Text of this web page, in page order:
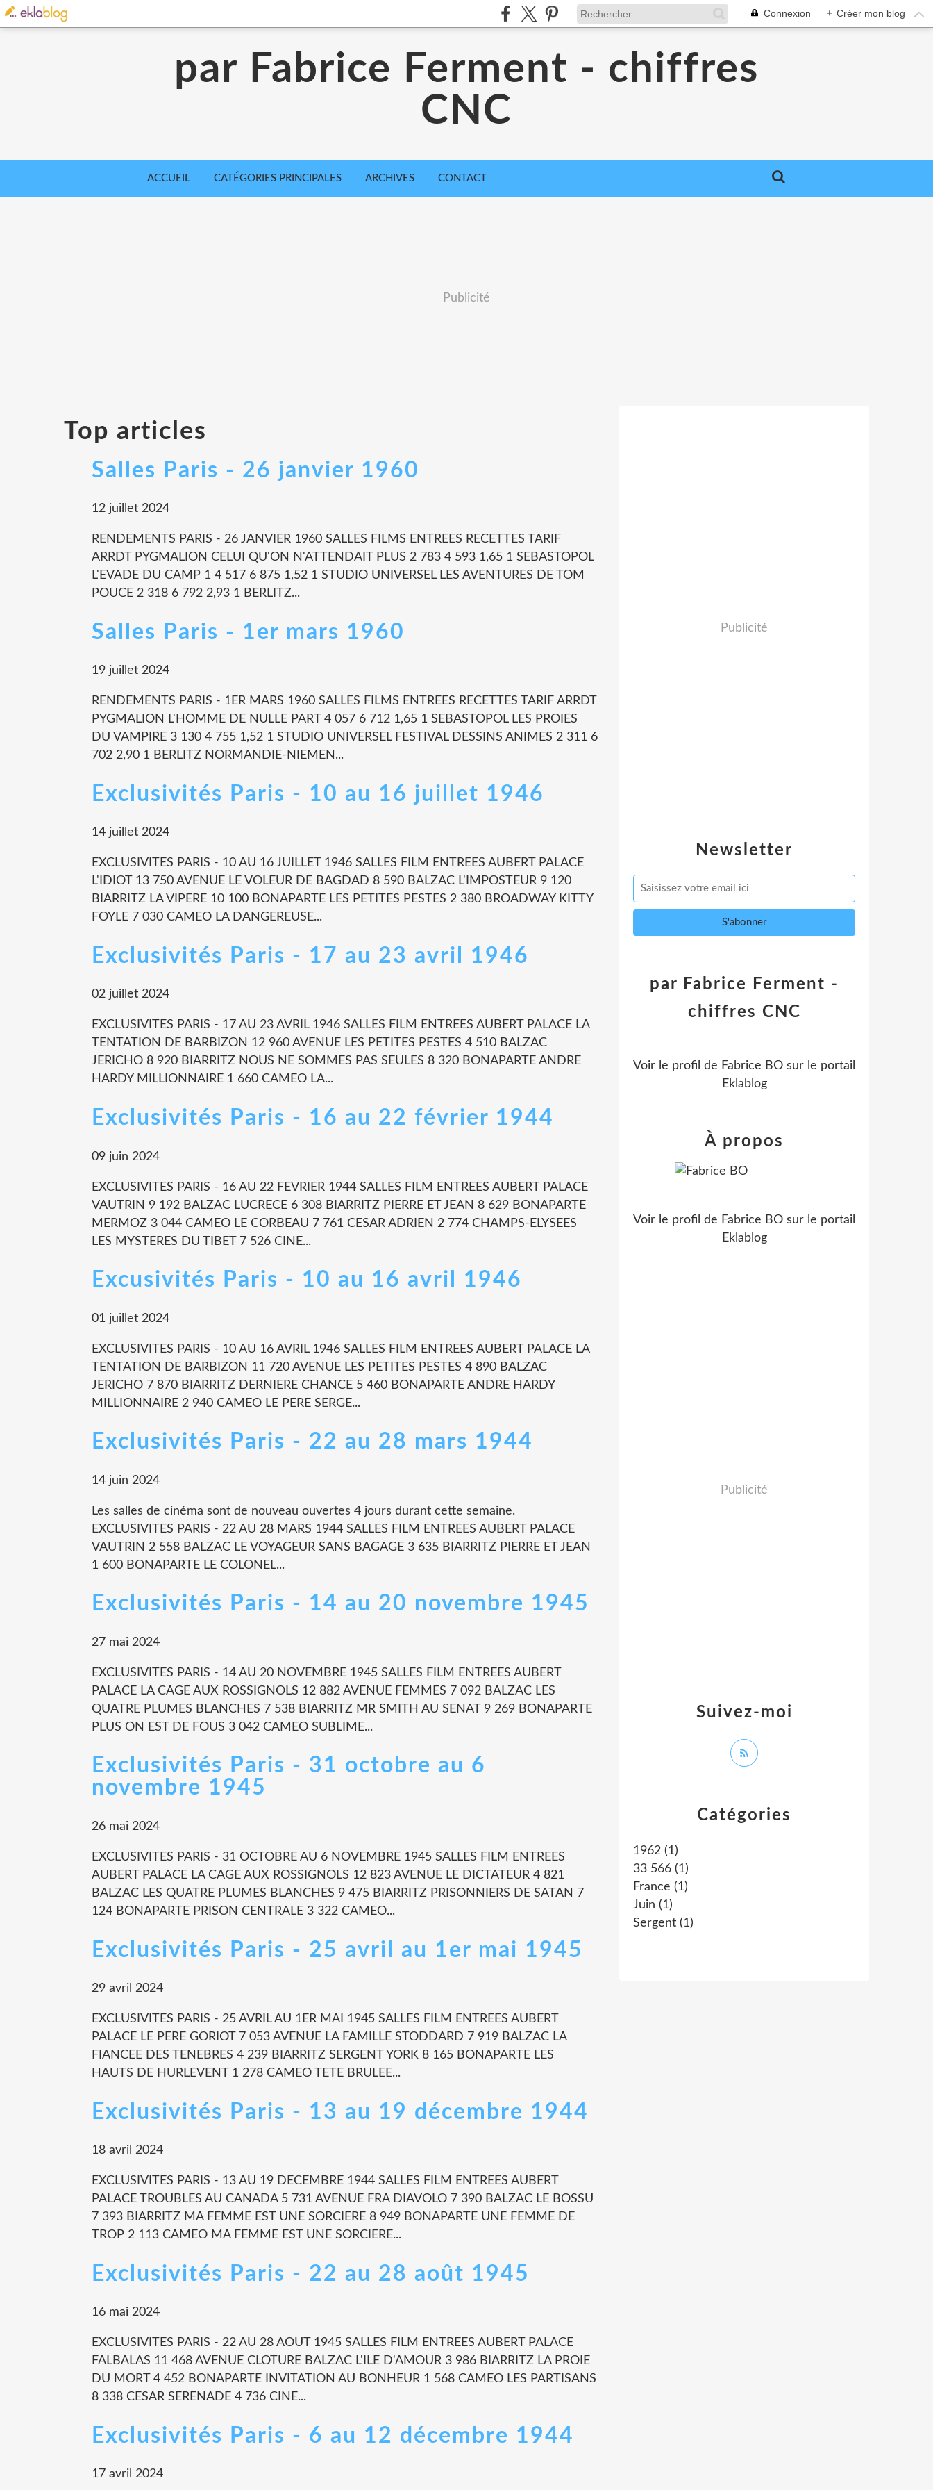
Connexion + Créer mon blog
par Fabrice Ferment - chiffres
CNC
ACCUEIL CATÉGORIES PRINCIPALES ARCHIVES CONTACT
Publicité
Top articles
Salles Paris - 26 janvier 1960
12 juillet 2024
RENDEMENTS PARIS - 26 JANVIER 1960 SALLES FILMS ENTREES RECETTES TARIF
ARRDT PYGMALION CELUI QU'ON N'ATTENDAIT PLUS 2 783 4 593 1,65 1 SEBASTOPOL
L'EVADE DU CAMP 1 4 517 6 875 1,52 1 STUDIO UNIVERSEL LES AVENTURES DE TOM
POUCE 2 318 6 792 2,93 1 BERLITZ...
Salles Paris - 1er mars 1960
19 juillet 2024
RENDEMENTS PARIS - 1ER MARS 1960 SALLES FILMS ENTREES RECETTES TARIF ARRDT
PYGMALION L'HOMME DE NULLE PART 4 057 6 712 1,65 1 SEBASTOPOL LES PROIES
DU VAMPIRE 3 130 4 755 1,52 1 STUDIO UNIVERSEL FESTIVAL DESSINS ANIMES 2 311 6
702 2,90 1 BERLITZ NORMANDIE-NIEMEN...
Exclusivités Paris - 10 au 16 juillet 1946
14 juillet 2024
EXCLUSIVITES PARIS - 10 AU 16 JUILLET 1946 SALLES FILM ENTREES AUBERT PALACE
L'IDIOT 13 750 AVENUE LE VOLEUR DE BAGDAD 8 590 BALZAC L'IMPOSTEUR 9 120
BIARRITZ LA VIPERE 10 100 BONAPARTE LES PETITES PESTES 2 380 BROADWAY KITTY
FOYLE 7 030 CAMEO LA DANGEREUSE...
Exclusivités Paris - 17 au 23 avril 1946
02 juillet 2024
EXCLUSIVITES PARIS - 17 AU 23 AVRIL 1946 SALLES FILM ENTREES AUBERT PALACE LA
TENTATION DE BARBIZON 12 960 AVENUE LES PETITES PESTES 4 510 BALZAC
JERICHO 8 920 BIARRITZ NOUS NE SOMMES PAS SEULES 8 320 BONAPARTE ANDRE
HARDY MILLIONNAIRE 1 660 CAMEO LA...
Exclusivités Paris - 16 au 22 février 1944
09 juin 2024
EXCLUSIVITES PARIS - 16 AU 22 FEVRIER 1944 SALLES FILM ENTREES AUBERT PALACE
VAUTRIN 9 192 BALZAC LUCRECE 6 308 BIARRITZ PIERRE ET JEAN 8 629 BONAPARTE
MERMOZ 3 044 CAMEO LE CORBEAU 7 761 CESAR ADRIEN 2 774 CHAMPS-ELYSEES
LES MYSTERES DU TIBET 7 526 CINE...
Excusivités Paris - 10 au 16 avril 1946
01 juillet 2024
EXCLUSIVITES PARIS - 10 AU 16 AVRIL 1946 SALLES FILM ENTREES AUBERT PALACE LA
TENTATION DE BARBIZON 11 720 AVENUE LES PETITES PESTES 4 890 BALZAC
JERICHO 7 870 BIARRITZ DERNIERE CHANCE 5 460 BONAPARTE ANDRE HARDY
MILLIONNAIRE 2 940 CAMEO LE PERE SERGE...
Exclusivités Paris - 22 au 28 mars 1944
14 juin 2024
Les salles de cinéma sont de nouveau ouvertes 4 jours durant cette semaine.
EXCLUSIVITES PARIS - 22 AU 28 MARS 1944 SALLES FILM ENTREES AUBERT PALACE
VAUTRIN 2 558 BALZAC LE VOYAGEUR SANS BAGAGE 3 635 BIARRITZ PIERRE ET JEAN
1 600 BONAPARTE LE COLONEL...
Exclusivités Paris - 14 au 20 novembre 1945
27 mai 2024
EXCLUSIVITES PARIS - 14 AU 20 NOVEMBRE 1945 SALLES FILM ENTREES AUBERT
PALACE LA CAGE AUX ROSSIGNOLS 12 882 AVENUE FEMMES 7 092 BALZAC LES
QUATRE PLUMES BLANCHES 7 538 BIARRITZ MR SMITH AU SENAT 9 269 BONAPARTE
PLUS ON EST DE FOUS 3 042 CAMEO SUBLIME...
Exclusivités Paris - 31 octobre au 6
novembre 1945
26 mai 2024
EXCLUSIVITES PARIS - 31 OCTOBRE AU 6 NOVEMBRE 1945 SALLES FILM ENTREES
AUBERT PALACE LA CAGE AUX ROSSIGNOLS 12 823 AVENUE LE DICTATEUR 4 821
BALZAC LES QUATRE PLUMES BLANCHES 9 475 BIARRITZ PRISONNIERS DE SATAN 7
124 BONAPARTE PRISON CENTRALE 3 322 CAMEO...
Exclusivités Paris - 25 avril au 1er mai 1945
29 avril 2024
EXCLUSIVITES PARIS - 25 AVRIL AU 1ER MAI 1945 SALLES FILM ENTREES AUBERT
PALACE LE PERE GORIOT 7 053 AVENUE LA FAMILLE STODDARD 7 919 BALZAC LA
FIANCEE DES TENEBRES 4 239 BIARRITZ SERGENT YORK 8 165 BONAPARTE LES
HAUTS DE HURLEVENT 1 278 CAMEO TETE BRULEE...
Exclusivités Paris - 13 au 19 décembre 1944
18 avril 2024
EXCLUSIVITES PARIS - 13 AU 19 DECEMBRE 1944 SALLES FILM ENTREES AUBERT
PALACE TROUBLES AU CANADA 5 731 AVENUE FRA DIAVOLO 7 390 BALZAC LE BOSSU
7 393 BIARRITZ MA FEMME EST UNE SORCIERE 8 949 BONAPARTE UNE FEMME DE
TROP 2 113 CAMEO MA FEMME EST UNE SORCIERE...
Exclusivités Paris - 22 au 28 août 1945
16 mai 2024
EXCLUSIVITES PARIS - 22 AU 28 AOUT 1945 SALLES FILM ENTREES AUBERT PALACE
FALBALAS 11 468 AVENUE CLOTURE BALZAC L'ILE D'AMOUR 3 986 BIARRITZ LA PROIE
DU MORT 4 452 BONAPARTE INVITATION AU BONHEUR 1 568 CAMEO LES PARTISANS
8 338 CESAR SERENADE 4 736 CINE...
Exclusivités Paris - 6 au 12 décembre 1944
17 avril 2024
Newsletter
Publicité
Catégories
1962 (1)
33 566 (1)
France (1)
Juin (1)
Sergent (1)
par Fabrice Ferment -
chiffres CNC
Voir le profil de Fabrice BO sur le portail
Eklablog
Suivez-moi
À propos
Voir le profil de Fabrice BO sur le portail
Eklablog
Publicité